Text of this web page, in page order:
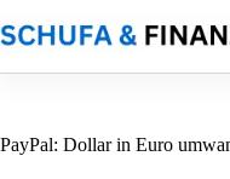
Inhalt
springen
PayPal: Dollar in Euro